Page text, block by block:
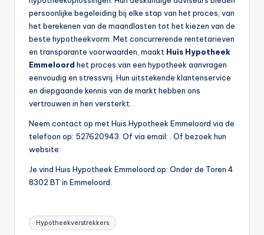
persoonlijke begeleiding bij elke stap van het proces, van
het berekenen van de maandlasten tot het kiezen van de
beste hypotheekvorm. Met concurrerende rentetarieven
en transparante voorwaarden, maakt Huis Hypotheek
Emmeloord het proces van een hypotheek aanvragen
eenvoudig en stressvrij. Hun uitstekende klantenservice
en diepgaande kennis van de markt hebben ons
vertrouwen in hen versterkt.
Neem contact op met Huis Hypotheek Emmeloord via de
telefoon op: 527620943. Of via email:
. Of bezoek hun
website:
Je vind Huis Hypotheek Emmeloord op: Onder de Toren 4
8302 BT in Emmeloord.
Tags:
Hypotheekverstrekkers